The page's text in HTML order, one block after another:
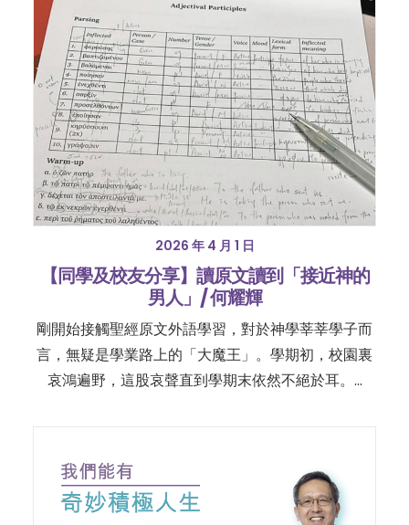
2026 年 4 月 1 日
【同學及校友分享】讀原文讀到「接近神的
男人」/ 何耀輝
剛開始接觸聖經原文外語學習，對於神學莘莘學子而
言，無疑是學業路上的「大魔王」。學期初，校園裏
哀鴻遍野，這股哀聲直到學期末依然不絕於耳。…